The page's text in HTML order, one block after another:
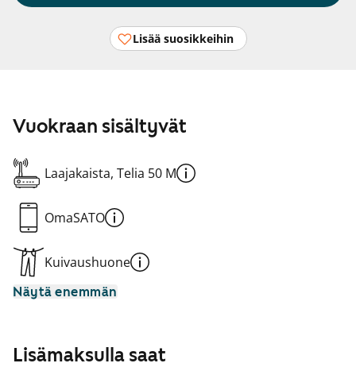
Lisää suosikkeihin
Vuokraan sisältyvät
Laajakaista, Telia 50 M
OmaSATO
Kuivaushuone
Näytä enemmän
Lisämaksulla saat